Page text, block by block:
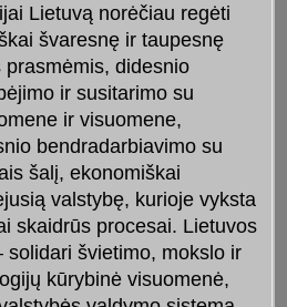
Lietuvą norėčiau regėti
švaresnę ir taupesnę
prasmėmis, didesnio
ir susitarimo su
ir visuomene,
bendradarbiavimo su
šalį, ekonomiškai
valstybę, kurioje vyksta
skaidrūs procesai. Lietuvos
solidari švietimo, mokslo ir
kūrybinė visuomenė,